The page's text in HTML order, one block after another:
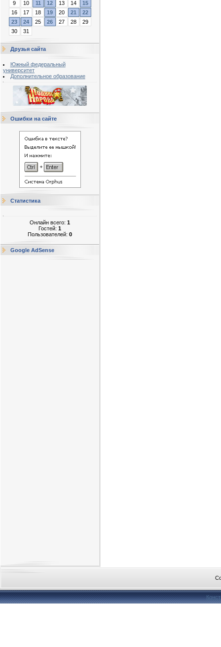
9
10 11 12 13 14
15
16
17 18 19 20 21
22
23
24 25 26 27 28
29
30
31
Друзья сайта
Южный федеральный
университет
Дополнительное образование
Ошибки на сайте
Статистика
Онлайн всего: 1
Гостей: 1
Пользователей: 0
Google AdSense